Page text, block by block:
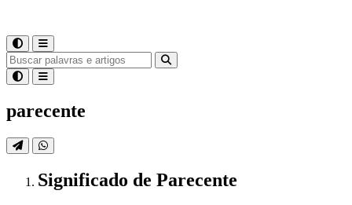
parecente
Significado de Parecente